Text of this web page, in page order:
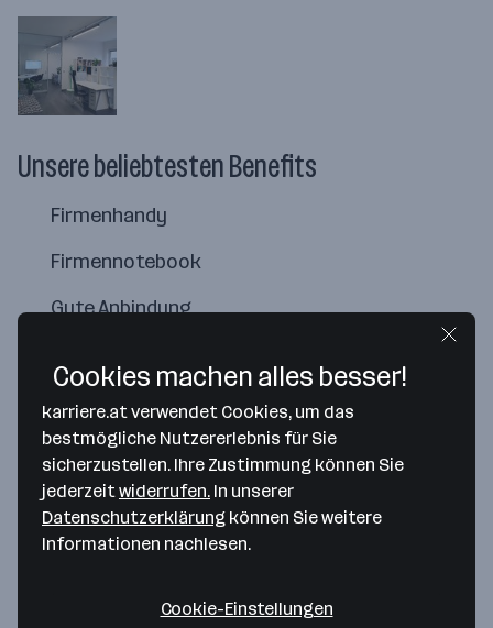
Unsere beliebtesten Benefits
Firmenhandy
Firmennotebook
Gute Anbindung
Cookies machen alles besser!
karriere.at verwendet Cookies, um das
bestmögliche Nutzererlebnis für Sie
sicherzustellen. Ihre Zustimmung können Sie
jederzeitwiderrufen. In unserer
Datenschutzerklärung können Sie weitere
Informationen nachlesen.
Cookie-Einstellungen